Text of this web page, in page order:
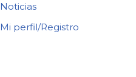
Noticias
Mi perfil/Registro